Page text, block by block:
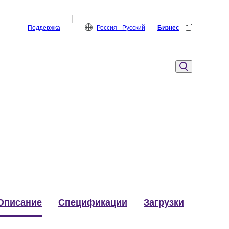
Поддержка Россия - Русский Бизнес
Спецификации Загрузки